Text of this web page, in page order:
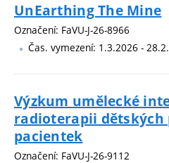
UnEarthing The Mine
Označení: FaVU-J-26-8966
Čas. vymezení: 1.3.2026 -
Výzkum umělecké
radioterapii dětských
pacientek
Označení: FaVU-J-26-9112